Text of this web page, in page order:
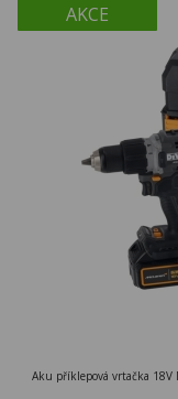
AKCE